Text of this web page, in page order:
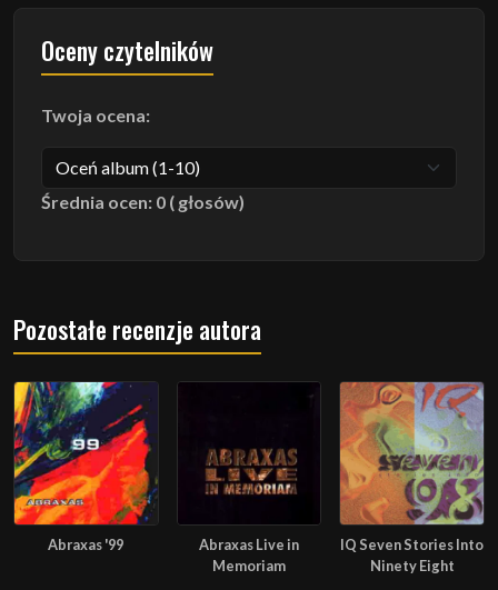
Oceny czytelników
Twoja ocena:
Średnia ocen: 0 ( głosów)
Pozostałe recenzje autora
Abraxas '99
Abraxas Live in
Memoriam
IQ Seven Stories Into
Ninety Eight